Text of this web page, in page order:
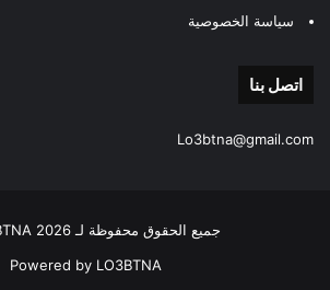
سياسة الخصوصية
اتصل بنا
Lo3btna@gmail.com
جميع الحقوق محفوظة لـ Lo3BTNA 2026 ©
Powered by LO3BTNA